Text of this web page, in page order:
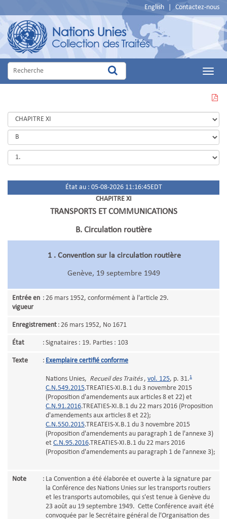
English Contactez-nous
Main
CETTE
PAGE
EN
PDF
État au : 05-08-2026 11:16:45EDT
CHAPITRE XI
TRANSPORTS ET COMMUNICATIONS
B. Circulation routière
1 . Convention sur la circulation routière
Genève, 19 septembre 1949
Entrée en
vigueur
: 26 mars 1952, conformément à l'article 29.
Enregistrement : 26 mars 1952, No 1671
État : Signataires : 19. Parties : 103
Texte : Exemplaire certifié conforme
Nations Unies, Recueil des Traités, vol. 125, p. 31.1
C.N.549.2015.TREATIES-XI.B.1 du 3 novembre 2015
(Proposition d'amendements aux articles 8 et 22) et
C.N.91.2016.TREATIES-XI.B.1 du 22 mars 2016 (Proposition
d'amendements aux articles 8 et 22);
C.N.550.2015.TREATEIS-X.B.1 du 3 novembre 2015
(Proposition d'amendements au paragraph 1 de l'annexe 3)
et C.N.95.2016.TREATIES-XI.B.1 du 22 mars 2016
(Proposition d'amendements au paragraph 1 de l'annexe 3);
Note : La Convention a été élaborée et ouverte à la signature par
la Conférence des Nations Unies sur les transports routiers
et les transports automobiles, qui s'est tenue à Genève du
23 août au 19 septembre 1949. Cette Conférence avait été
convoquée par le Secrétaire général de l'Organisation des